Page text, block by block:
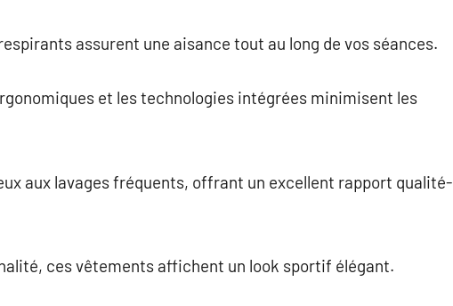
assurent une aisance tout au long de vos séances.
et les technologies intégrées minimisent les
aux lavages fréquents, offrant un excellent rapport qualité-
ces vêtements affichent un look sportif élégant.